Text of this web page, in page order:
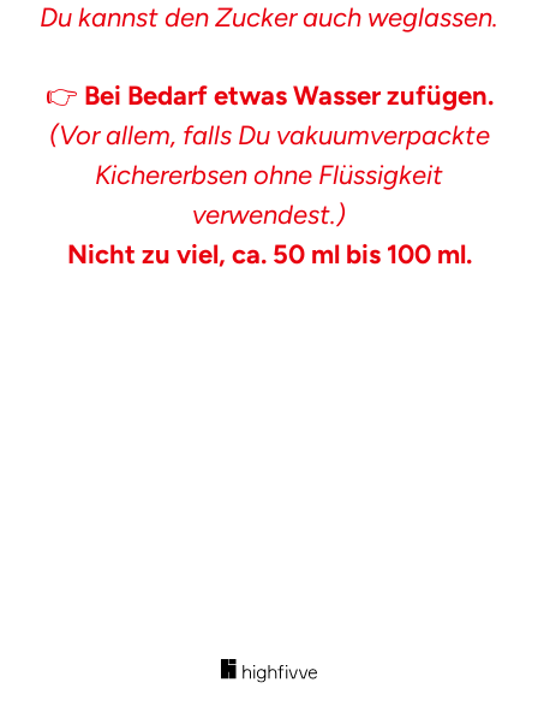
Du kannst den Zucker auch weglassen.
👉 Bei Bedarf etwas Wasser zufügen.
(Vor allem, falls Du vakuumverpackte
Kichererbsen ohne Flüssigkeit
verwendest.)
Nicht zu viel, ca. 50 ml bis 100 ml.